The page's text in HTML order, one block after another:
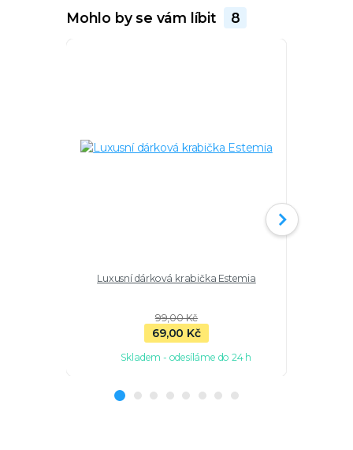
Mohlo by se vám líbit 8
Luxusní dárková krabička Estemia
99,00 Kč
69,00 Kč
Skladem - odesíláme do 24 h